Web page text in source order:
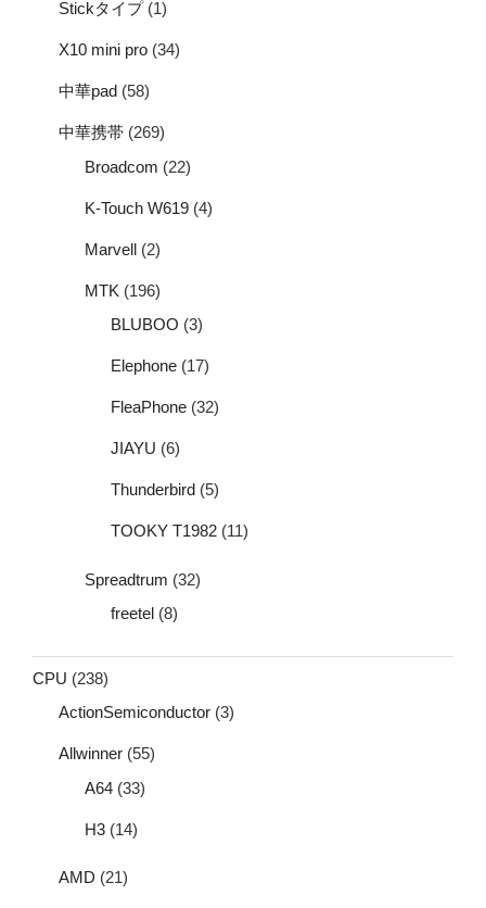
Stickタイプ(1)
X10 mini pro (34)
中華pad (58)
中華携帯 (269)
Broadcom (22)
K-Touch W619 (4)
Marvell (2)
MTK (196)
BLUBOO (3)
Elephone (17)
FleaPhone (32)
JIAYU (6)
Thunderbird (5)
TOOKY T1982 (11)
Spreadtrum (32)
freetel (8)
CPU (238)
ActionSemiconductor (3)
Allwinner (55)
A64 (33)
H3 (14)
AMD (21)